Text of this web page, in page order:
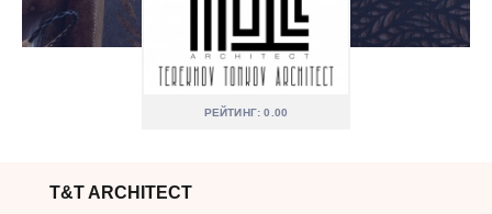
РЕЙТИНГ: 0.00
T&T ARCHITECT